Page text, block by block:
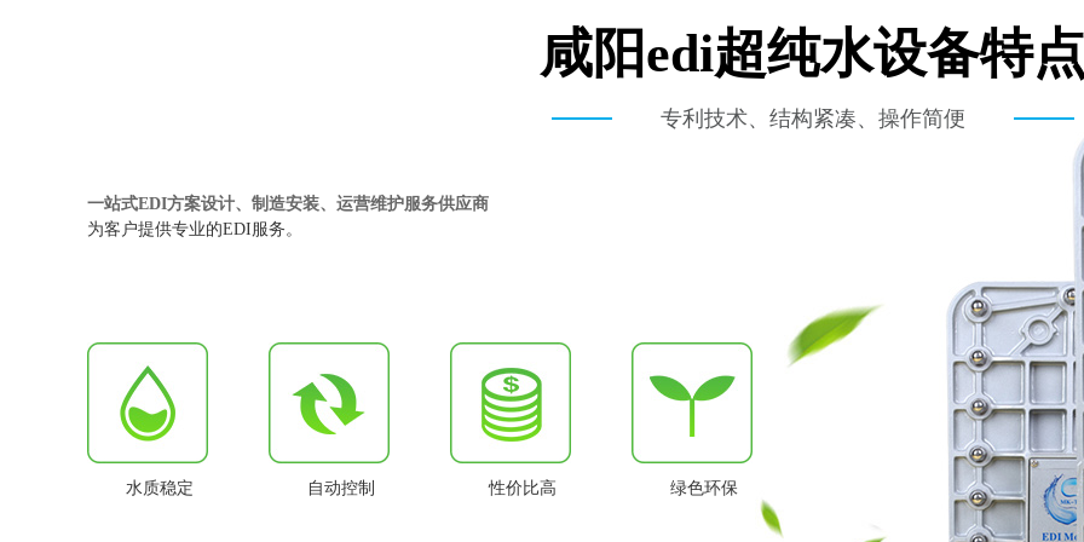
咸阳edi超纯水设备特
专利技术、结构紧凑、操作简便
一站式EDI方案设计、制造安装、运营维护服务供应商
为客户提供专业的EDI服务。
水质稳定 自动控制 性价比高 绿色环保